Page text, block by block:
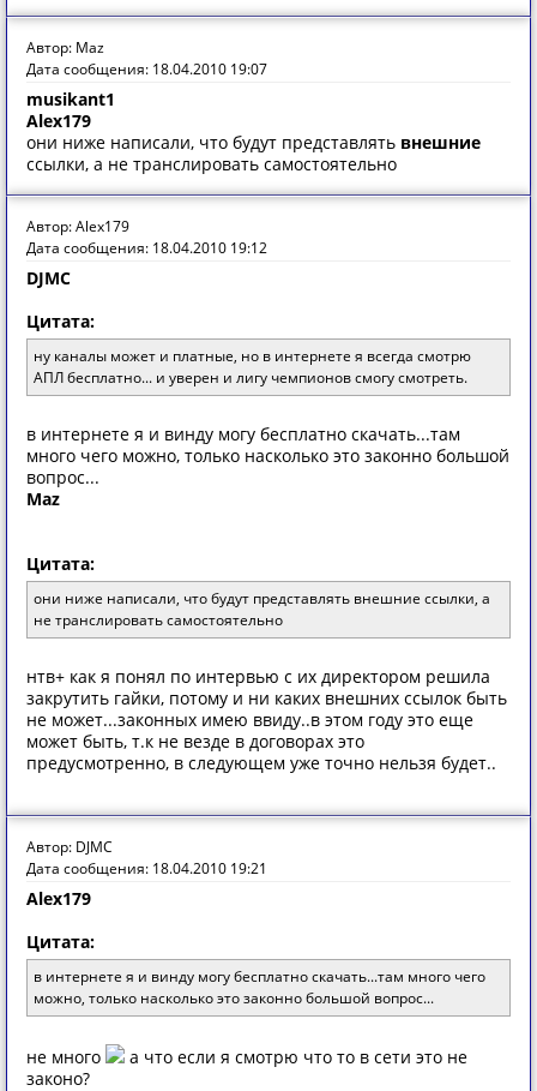
Автор: Maz
Дата сообщения: 18.04.2010 19:07
musikant1
Alex179
они ниже написали, что будут представлять внешние
ссылки, а не транслировать самостоятельно
Автор: Alex179
Дата сообщения: 18.04.2010 19:12
DJMC
Цитата:
ну каналы может и платные, но в интернете я всегда смотрю
АПЛ бесплатно... и уверен и лигу чемпионов смогу смотреть.
в интернете я и винду могу бесплатно скачать...там
много чего можно, только насколько это законно большой
вопрос...
Maz
Цитата:
они ниже написали, что будут представлять внешние ссылки, а
не транслировать самостоятельно
нтв+ как я понял по интервью с их директором решила
закрутить гайки, потому и ни каких внешних ссылок быть
не может...законных имею ввиду..в этом году это еще
может быть, т.к не везде в договорах это
предусмотренно, в следующем уже точно нельзя будет..
Автор: DJMC
Дата сообщения: 18.04.2010 19:21
Alex179
Цитата:
в интернете я и винду могу бесплатно скачать...там много чего
можно, только насколько это законно большой вопрос...
не много
а что если я смотрю что то в сети это не
законо?